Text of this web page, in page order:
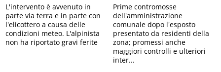
L'intervento è avvenuto in
parte via terra e in parte con
l'elicottero a causa delle
condizioni meteo. L'alpinista
non ha riportato gravi ferite
Prime contromosse
dell'amministrazione
comunale dopo l'esposto
presentato da residenti della
zona; promessi anche
maggiori controlli e ulteriori
inter...